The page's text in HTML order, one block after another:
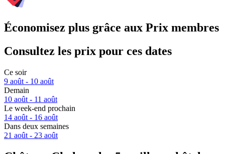
Économisez plus grâce aux Prix membres
Consultez les prix pour ces dates
Ce soir
9 août - 10 août
Demain
10 août - 11 août
Le week-end prochain
14 août - 16 août
Dans deux semaines
21 août - 23 août